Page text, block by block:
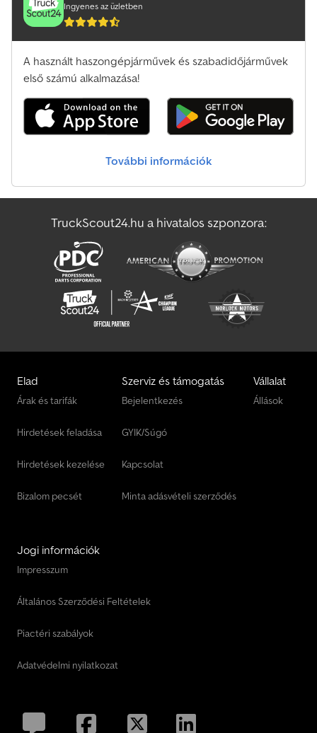
Ingyenes az üzletben
A használt haszongépjárművek és szabadidőjárművek
első számú alkalmazása!
További információk
TruckScout24.hu a hivatalos szponzora:
Elad
Árak és tarifák
Hirdetések feladása
Hirdetések kezelése
Bizalom pecsét
Szerviz és támogatás
Bejelentkezés
GYIK/Súgó
Kapcsolat
Minta adásvételi szerződés
Vállalat
Állások
Jogi információk
Impresszum
Általános Szerződési Feltételek
Piactéri szabályok
Adatvédelmi nyilatkozat